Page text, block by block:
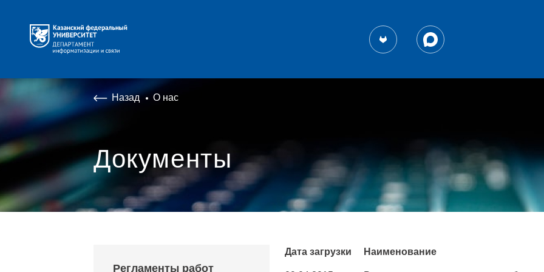
Назад О нас
Документы
Регламенты работ
Дата загрузки Наименование